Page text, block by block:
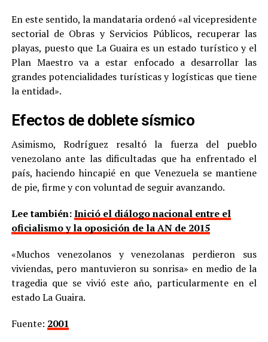
En este sentido, la mandataria ordenó «al vicepresidente
sectorial de Obras y Servicios Públicos, recuperar las
playas, puesto que La Guaira es un estado turístico y el
Plan Maestro va a estar enfocado a desarrollar las
grandes potencialidades turísticas y logísticas que tiene
la entidad».
Efectos de doblete sísmico
Asimismo, Rodríguez resaltó la fuerza del pueblo
venezolano ante las dificultadas que ha enfrentado el
país, haciendo hincapié en que Venezuela se mantiene
de pie, firme y con voluntad de seguir avanzando.
Lee también:Inició el diálogo nacional entre el
oficialismo y la oposición de la AN de 2015
«Muchos venezolanos y venezolanas perdieron sus
viviendas, pero mantuvieron su sonrisa» en medio de la
tragedia que se vivió este año, particularmente en el
estado La Guaira.
Fuente: 2001